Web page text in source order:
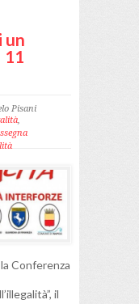
un
Pisani
,
Conferenza
il